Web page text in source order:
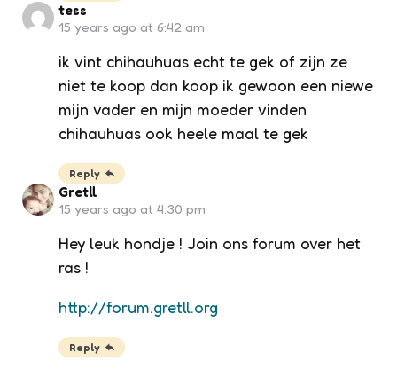
tess
15 years ago at 6:42 am
ik vint chihauhuas echt te gek of zijn ze
niet te koop dan koop ik gewoon een niewe
mijn vader en mijn moeder vinden
chihauhuas ook heele maal te gek
Reply
Gretll
15 years ago at 4:30 pm
Hey leuk hondje ! Join ons forum over het
ras !
http://forum.gretll.org
Reply